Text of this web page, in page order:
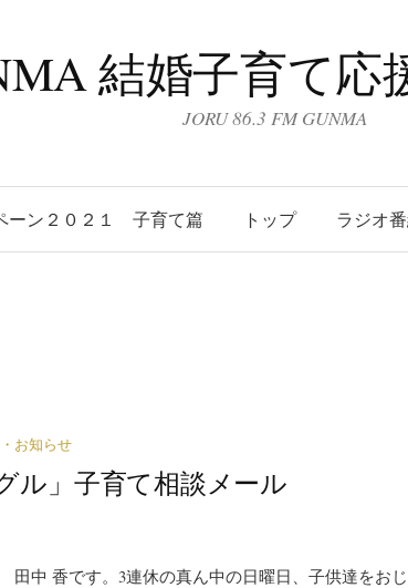
結婚子育て応
JORU 86.3 FM GUNMA
ーン２０２１ 子育て篇 トップ ラジオ
お知らせ
ル」子育て相談メール
中 香です。3連休の真ん中の日曜日、子供達をお